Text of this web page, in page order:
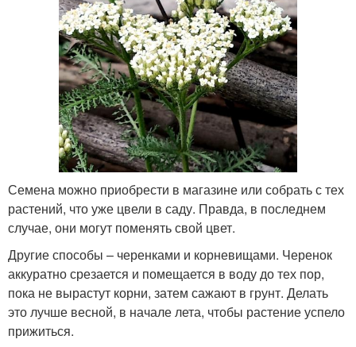
Семена можно приобрести в магазине или собрать с тех
растений, что уже цвели в саду. Правда, в последнем
случае, они могут поменять свой цвет.
Другие способы – черенками и корневищами. Черенок
аккуратно срезается и помещается в воду до тех пор,
пока не вырастут корни, затем сажают в грунт. Делать
это лучше весной, в начале лета, чтобы растение успело
прижиться.